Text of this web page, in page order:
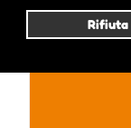
Rifiuta
Pubblicato da :